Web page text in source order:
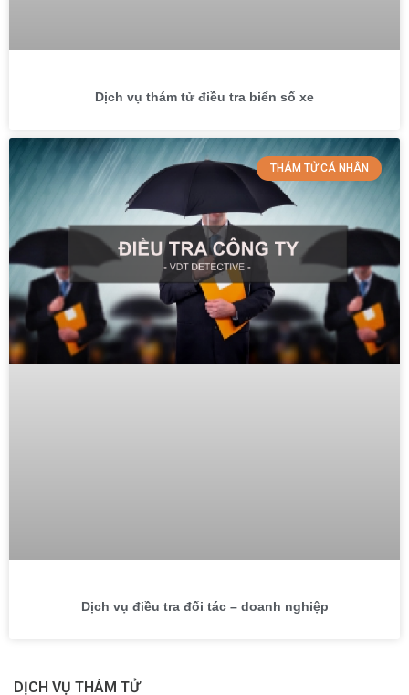
Dịch vụ thám tử điều tra biển số xe
THÁM TỬ CÁ NHÂN
Dịch vụ điều tra đối tác – doanh nghiệp
DỊCH VỤ THÁM TỬ